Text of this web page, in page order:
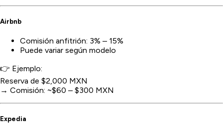
Airbnb
Comisión anfitrión: 3% – 15%
Puede variar según modelo
👉 Ejemplo:
Reserva de $2,000 MXN
→ Comisión: ~$60 – $300 MXN
Expedia